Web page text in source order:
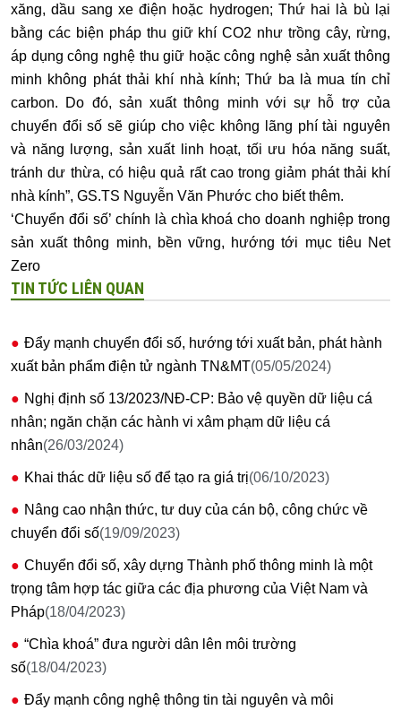
xăng, dầu sang xe điện hoặc hydrogen; Thứ hai là bù lại
bằng các biện pháp thu giữ khí CO2 như trồng cây, rừng,
áp dụng công nghệ thu giữ hoặc công nghệ sản xuất thông
minh không phát thải khí nhà kính; Thứ ba là mua tín chỉ
carbon. Do đó, sản xuất thông minh với sự hỗ trợ của
chuyển đổi số sẽ giúp cho việc không lãng phí tài nguyên
và năng lượng, sản xuất linh hoạt, tối ưu hóa năng suất,
tránh dư thừa, có hiệu quả rất cao trong giảm phát thải khí
nhà kính”, GS.TS Nguyễn Văn Phước cho biết thêm.
‘Chuyển đổi số’ chính là chìa khoá cho doanh nghiệp trong
sản xuất thông minh, bền vững, hướng tới mục tiêu Net
Zero
TIN TỨC LIÊN QUAN
Đẩy mạnh chuyển đổi số, hướng tới xuất bản, phát hành
xuất bản phẩm điện tử ngành TN&MT(05/05/2024)
Nghị định số 13/2023/NĐ-CP: Bảo vệ quyền dữ liệu cá
nhân; ngăn chặn các hành vi xâm phạm dữ liệu cá
nhân(26/03/2024)
Khai thác dữ liệu số để tạo ra giá trị(06/10/2023)
Nâng cao nhận thức, tư duy của cán bộ, công chức về
chuyển đổi số(19/09/2023)
Chuyển đổi số, xây dựng Thành phố thông minh là một
trọng tâm hợp tác giữa các địa phương của Việt Nam và
Pháp(18/04/2023)
“Chìa khoá” đưa người dân lên môi trường
số(18/04/2023)
Đẩy mạnh công nghệ thông tin tài nguyên và môi